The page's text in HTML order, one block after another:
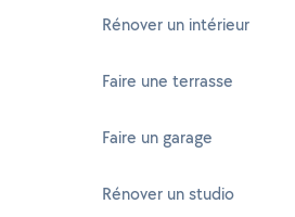
Rénover un intérieur
Faire une terrasse
Faire un garage
Rénover un studio